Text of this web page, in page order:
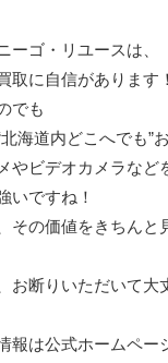
ーゴ・リユースは、
取に自信があります
でも
海道内どこへでも”
やビデオカメラなど
いですね！
その価値をきちんと
お断りいただいて大
報は公式ホームペー